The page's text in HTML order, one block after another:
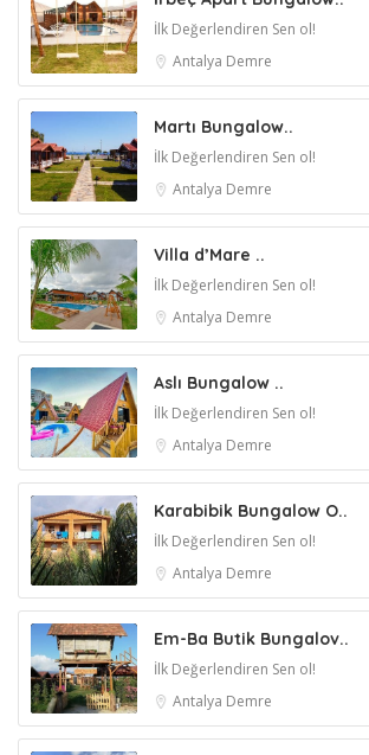
İlk Değerlendiren Sen ol!
Antalya Demre
Martı Bungalow..
İlk Değerlendiren Sen ol!
Antalya Demre
Villa d’Mare ..
İlk Değerlendiren Sen ol!
Antalya Demre
Aslı Bungalow ..
İlk Değerlendiren Sen ol!
Antalya Demre
Karabibik Bungalow O..
İlk Değerlendiren Sen ol!
Antalya Demre
Em-Ba Butik Bungalov..
İlk Değerlendiren Sen ol!
Antalya Demre